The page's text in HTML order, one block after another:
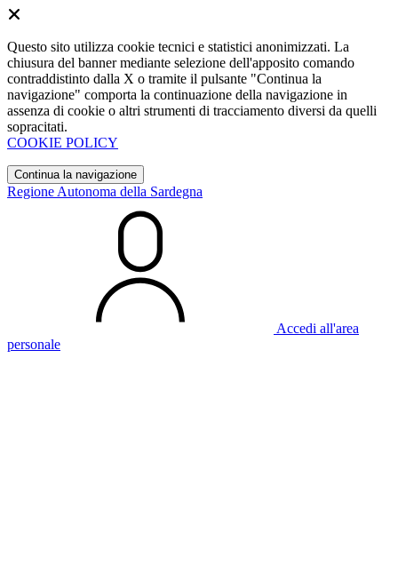
Questo sito utilizza cookie tecnici e statistici anonimizzati. La
chiusura del banner mediante selezione dell'apposito comando
contraddistinto dalla X o tramite il pulsante "Continua la
navigazione" comporta la continuazione della navigazione in
assenza di cookie o altri strumenti di tracciamento diversi da quelli
sopracitati.
COOKIE POLICY
Continua la navigazione
Regione Autonoma della Sardegna
Accedi all'area
personale